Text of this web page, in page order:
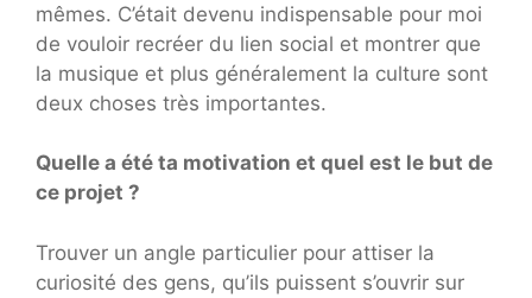
mêmes. C’était devenu indispensable pour moi
de vouloir recréer du lien social et montrer que
la musique et plus généralement la culture sont
deux choses très importantes.
Quelle a été ta motivation et quel est le but de
ce projet ?
Trouver un angle particulier pour attiser la
curiosité des gens, qu’ils puissent s’ouvrir sur